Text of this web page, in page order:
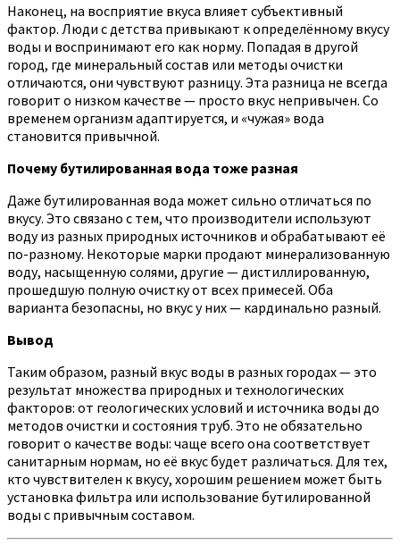
Наконец, на восприятие вкуса влияет субъективный
фактор. Люди с детства привыкают к определённому вкусу
воды и воспринимают его как норму. Попадая в другой
город, где минеральный состав или методы очистки
отличаются, они чувствуют разницу. Эта разница не всегда
говорит о низком качестве — просто вкус непривычен. Со
временем организм адаптируется, и «чужая» вода
становится привычной.
Почему бутилированная вода тоже разная
Даже бутилированная вода может сильно отличаться по
вкусу. Это связано с тем, что производители используют
воду из разных природных источников и обрабатывают её
по-разному. Некоторые марки продают минерализованную
воду, насыщенную солями, другие — дистиллированную,
прошедшую полную очистку от всех примесей. Оба
варианта безопасны, но вкус у них — кардинально разный.
Вывод
Таким образом, разный вкус воды в разных городах — это
результат множества природных и технологических
факторов: от геологических условий и источника воды до
методов очистки и состояния труб. Это не обязательно
говорит о качестве воды: чаще всего она соответствует
санитарным нормам, но её вкус будет различаться. Для тех,
кто чувствителен к вкусу, хорошим решением может быть
установка фильтра или использование бутилированной
воды с привычным составом.